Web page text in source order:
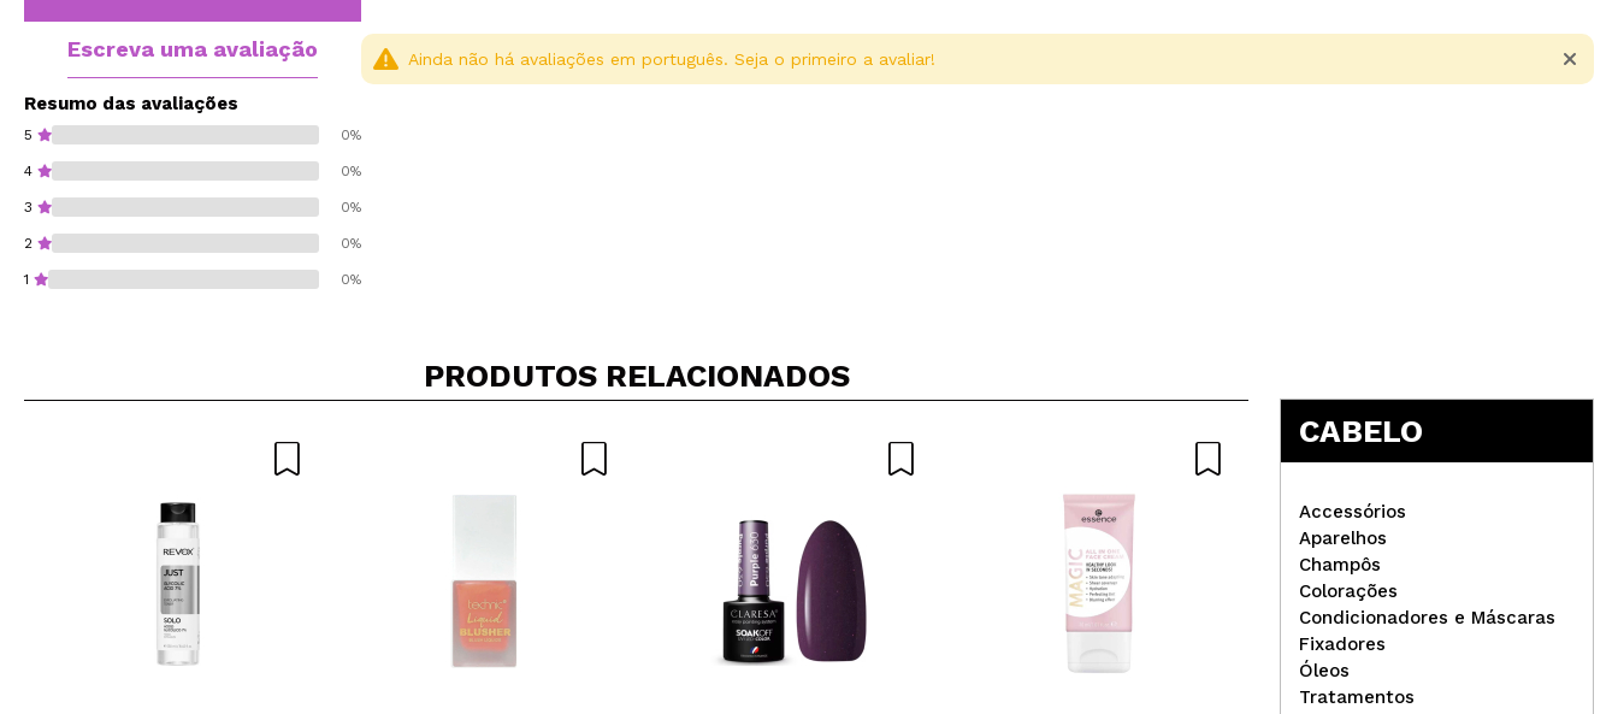
Escreva uma avaliação
Resumo das avaliações
5 0%
4 0%
3 0%
2 0%
1 0%
Ainda não há avaliações em português. Seja o primeiro a avaliar!
PRODUTOS RELACIONADOS
Eigshow - *Magician
Series* - Conjunto de
pincéis (18 peças) - Galaxy
CABELO
Accessórios
Aparelhos
Champôs
Colorações
Condicionadores e Máscaras
Fixadores
Óleos
Tratamentos